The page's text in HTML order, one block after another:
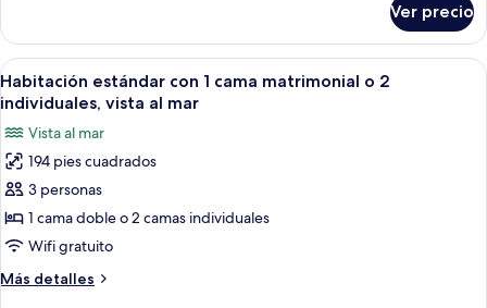
matrimonial
o
2
individuales,
vista
parcial
al
mar
estándar
con
1
cama
o
2
individuales,
vista
parcial
mar
Ver precio
Abrir
todas
fotos
de
Habitación
estándar
con
1
cama
Un puerto deportivo con numerosas
8
Habitación estándar con 1 cama matrimonial o 2
individuales, vista al mar
Vista al mar
194 pies cuadrados
3 personas
1 cama doble o 2 camas individuales
Wifi gratuito
Más detalles
Más